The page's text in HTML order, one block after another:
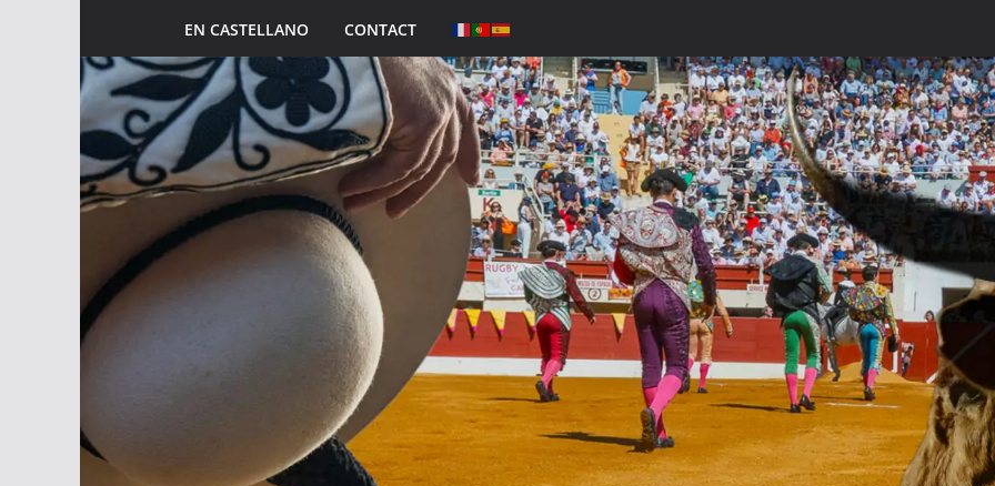
EN CASTELLANO CONTACT